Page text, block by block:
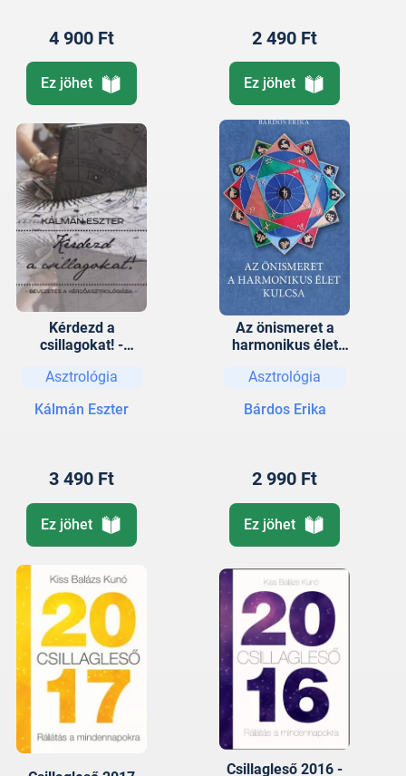
4 900 Ft
Ez jöhet
2 490 Ft
Ez jöhet
Kérdezd a
csillagokat! -
kérdőasztrológiába
Asztrológia
Kálmán Eszter
3 490 Ft
Ez jöhet
Az önismeret a
harmonikus élet
Asztrológiai
Asztrológia
Bárdos Erika
2 990 Ft
Ez jöhet
Csillagleső 2016 -